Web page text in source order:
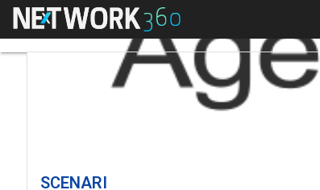
Menu
SCENARI